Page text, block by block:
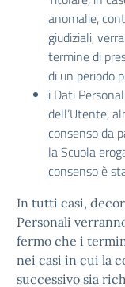
anomalie,
giudiziali,
termine di
di un periodo
i Dati
dell’Utente,
consenso da
la Scuola
consenso è
In tutti casi,
Personali
fermo che i
nei casi in cui la
successivo sia